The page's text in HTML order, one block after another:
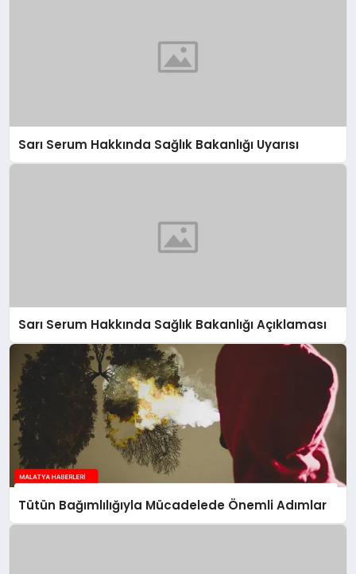
Sarı Serum Hakkında Sağlık Bakanlığı Uyarısı
Sarı Serum Hakkında Sağlık Bakanlığı Açıklaması
Tütün Bağımlılığıyla Mücadelede Önemli Adımlar